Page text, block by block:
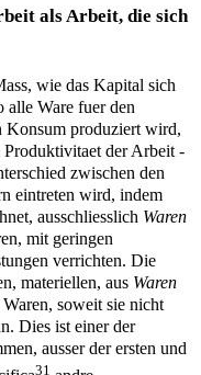
als Arbeit, die sich
wie das Kapital sich
alle Ware fuer den
Konsum produziert wird,
der Arbeit -
zwischen den
eintreten wird, indem
ausschliesslich Waren
mit geringen
verrichten. Die
materiellen, aus Waren
soweit sie nicht
Dies ist einer der
ausser der ersten und
31